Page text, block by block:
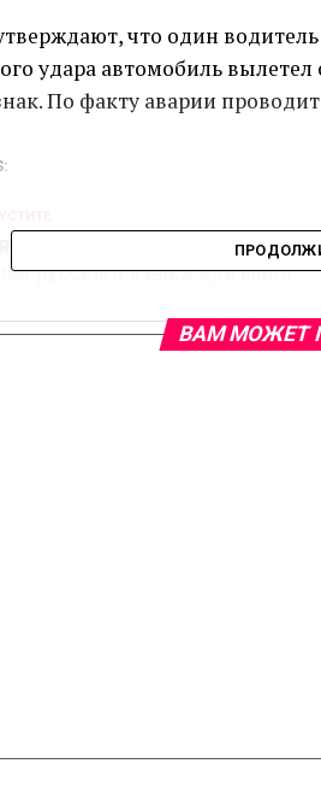
что один
удара автомобиль
По факту аварии
поможет Сирии набрать
русского языка для школ
ВАМ МОЖЕТ